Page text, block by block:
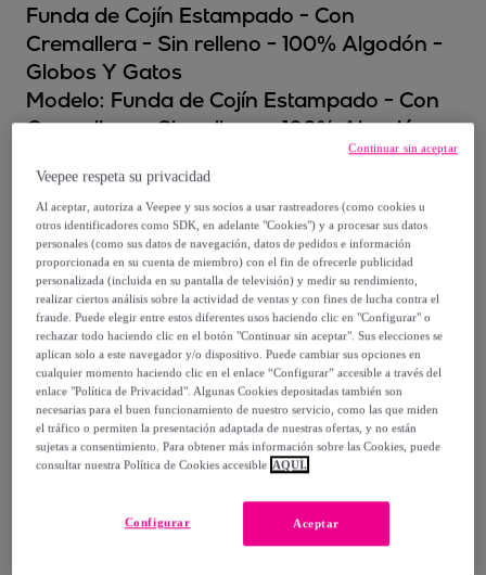
Funda de Cojín Estampado - Con
Cremallera - Sin relleno - 100% Algodón -
Globos Y Gatos
Modelo: Funda de Cojín Estampado - Con
Cremallera - Sin relleno - 100% Algodón -
7,95 €
18,00 €
-55%
Vendido porCreaciones Euromoda
Entrega
Gratis desde 39,94 € de compra
Veepee respeta su privacidad
Al aceptar, autoriza a Veepee y sus socios a usar rastreadores (como cookies u
otros identificadores como SDK, en adelante "Cookies") y a procesar sus datos
personales (como sus datos de navegación, datos de pedidos e información
proporcionada en su cuenta de miembro) con el fin de ofrecerle publicidad
personalizada (incluida en su pantalla de televisión) y medir su rendimiento,
realizar ciertos análisis sobre la actividad de ventas y con fines de lucha contra el
fraude. Puede elegir entre estos diferentes usos haciendo clic en "Configurar" o
rechazar todo haciendo clic en el botón "Continuar sin aceptar". Sus elecciones se
aplican solo a este navegador y/o dispositivo. Puede cambiar sus opciones en
cualquier momento haciendo clic en el enlace “Configurar” accesible a través del
enlace "Política de Privacidad". Algunas Cookies depositadas también son
necesarias para el buen funcionamiento de nuestro servicio, como las que miden
el tráfico o permiten la presentación adaptada de nuestras ofertas, y no están
sujetas a consentimiento. Para obtener más información sobre las Cookies, puede
consultar nuestra Política de Cookies accesible AQUÍ.
Aceptar
Configurar
Continuar sin aceptar